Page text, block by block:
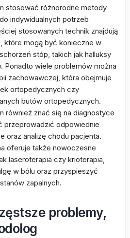
stosować różnorodne metody
indywidualnych potrzeb
stosowanych technik znajdują
które mogą być konieczne w
stóp, takich jak halluksy
Ponadto wiele problemów można
zachowawczej, która obejmuje
ortopedycznych czy
butów ortopedycznych.
również znać się na diagnostyce
przeprowadzić odpowiednie
oraz analizę chodu pacjenta.
oferuje także nowoczesne
laseroterapia czy krioterapia,
w bólu oraz przyspieszyć
zapalnych.
problemy,